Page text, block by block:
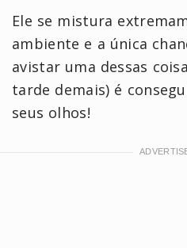
Ele se mistura
ambiente e a única
avistar uma dessas
tarde demais) é
seus olhos!